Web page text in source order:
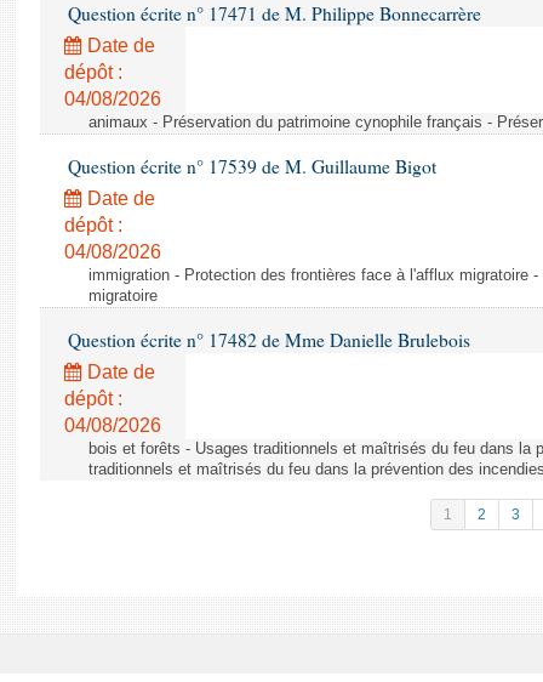
Question écrite n° 17471 de M. Philippe Bonnecarrère
Date de
dépôt :
04/08/2026
animaux - Préservation du patrimoine cynophile français -
Question écrite n° 17539 de M. Guillaume Bigot
Date de
dépôt :
04/08/2026
immigration - Protection des frontières face à l'afflux migratoire
migratoire
Question écrite n° 17482 de Mme Danielle Brulebois
Date de
dépôt :
04/08/2026
bois et forêts - Usages traditionnels et maîtrisés du feu dans la
traditionnels et maîtrisés du feu dans la prévention des
1 2 3